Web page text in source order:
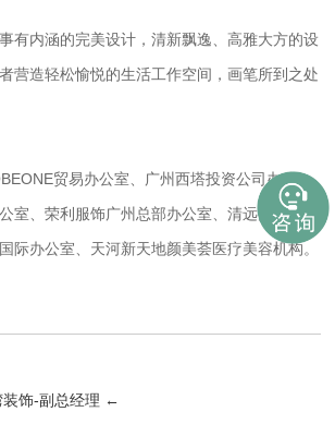
有内涵的完美设计，清新飘逸、高雅大方的设
营造轻松愉悦的生活工作空间，画笔所到之处
贸易办公室、广州西塔投资公司办公
室、荣利服饰广州总部办公室、清远大浪集团
际办公室、天河新天地颜美荟医疗美容机构。
装饰-副总经理 ←